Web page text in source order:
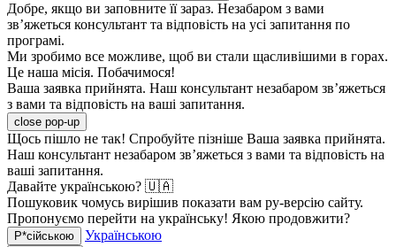
Добре, якщо ви заповните її зараз. Незабаром з вами
зв’яжеться консультант та відповість на усі запитання по
програмі.
Ми зробимо все можливе, щоб ви стали щасливішими в горах.
Це наша місія. Побачимося!
Ваша заявка прийнята. Наш консультант незабаром зв’яжеться
з вами та відповість на ваші запитання.
close pop-up
Щось пішло не так! Спробуйте пізніше Ваша заявка прийнята.
Наш консультант незабаром зв’яжеться з вами та відповість на
ваші запитання.
Давайте українською? 🇺🇦
Пошуковик чомусь вирішив показати вам ру-версію сайту.
Пропонуємо перейти на українську! Якою продовжити?
Р*сійською Українською